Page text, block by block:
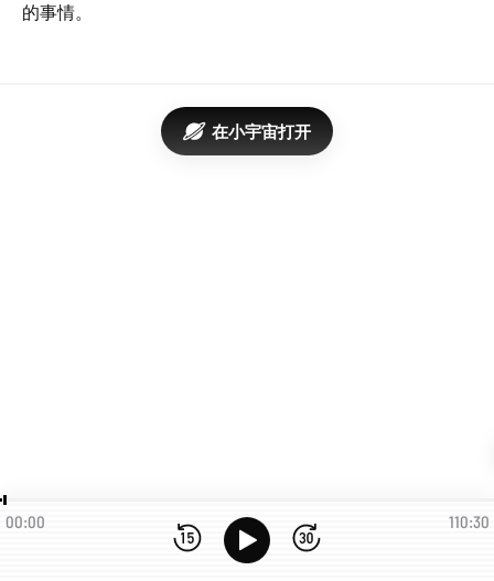
的事情。
在小宇宙打开
00:00 110:30